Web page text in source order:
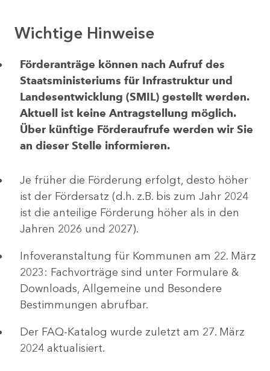
Wichtige Hinweise
Förderanträge können nach Aufruf des
Staatsministeriums für Infrastruktur und
Landesentwicklung (SMIL) gestellt werden.
Aktuell ist keine Antragstellung möglich.
Über künftige Förderaufrufe werden wir Sie
an dieser Stelle informieren.
Je früher die Förderung erfolgt, desto höher
ist der Fördersatz (d.h. z.B. bis zum Jahr 2024
ist die anteilige Förderung höher als in den
Jahren 2026 und 2027).
Infoveranstaltung für Kommunen am 22. März
2023: Fachvorträge sind unter Formulare &
Downloads, Allgemeine und Besondere
Bestimmungen abrufbar.
Der FAQ-Katalog wurde zuletzt am 27. März
2024 aktualisiert.